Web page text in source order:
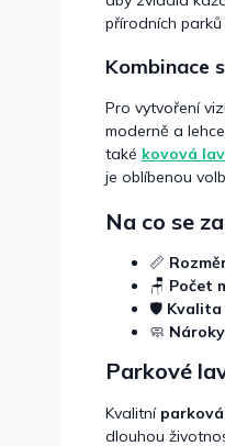
přírodních parků
Kombinace
Pro vytvoření
moderně a
také kovová
je oblíbenou
Na co se
📏
🪑 Počet
🛡️
🧼
Parkové
Kvalitní
dlouhou